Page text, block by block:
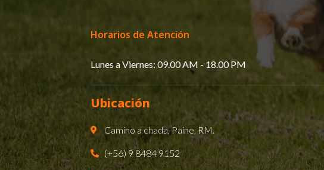
Horarios de Atención
Lunes a Viernes: 09.00 AM - 18.00 PM​
Ubicación
Camino a chada, Paine, RM.
(+56) 9 8484 9152